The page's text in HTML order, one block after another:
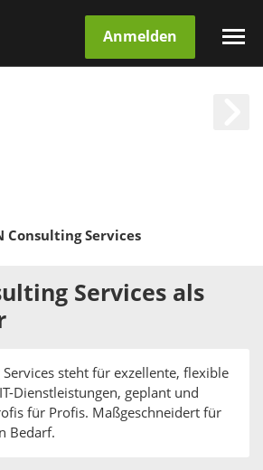
Anmelden
Consulting Services
Services als
Services steht für exzellente, flexible
Dienstleistungen, geplant und
für Profis. Maßgeschneidert für
Bedarf.